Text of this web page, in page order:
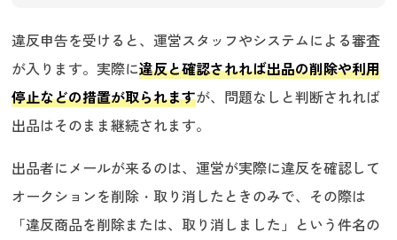
違反申告を受けると、運営スタッフやシステムによる審査
が入ります。実際に違反と確認されれば出品の削除や利用
停止などの措置が取られますが、問題なしと判断されれば
出品はそのまま継続されます。
出品者にメールが来るのは、運営が実際に違反を確認して
オークションを削除・取り消したときのみで、その際は
「違反商品を削除または、取り消しました」という件名の